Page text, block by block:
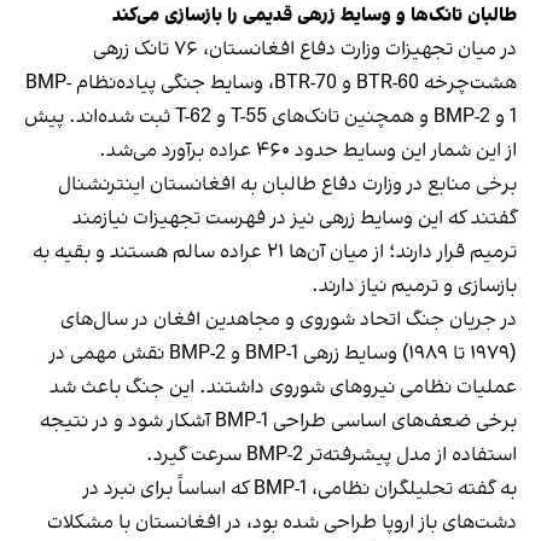
طالبان تانک‌ها و وسایط زرهی قدیمی را بازسازی می‌کند
در میان تجهیزات وزارت دفاع افغانستان، ۷۶ تانک زرهی
هشت‌چرخه BTR-60 و BTR-70، وسایط جنگی پیاده‌نظام BMP-
1 و BMP-2 و همچنین تانک‌های T-55 و T-62 ثبت شده‌اند. پیش
از این شمار این وسایط حدود ۴۶۰ عراده برآورد می‌شد.
برخی منابع در وزارت دفاع طالبان به افغانستان اینترنشنال
گفتند که این وسایط زرهی نیز در فهرست تجهیزات نیازمند
ترمیم قرار دارند؛ از میان آن‌ها ۲۱ عراده سالم هستند و بقیه به
بازسازی و ترمیم نیاز دارند.
در جریان جنگ اتحاد شوروی و مجاهدین افغان در سال‌های
(۱۹۷۹ تا ۱۹۸۹) وسایط زرهی BMP-1 و BMP-2 نقش مهمی در
عملیات نظامی نیروهای شوروی داشتند. این جنگ باعث شد
برخی ضعف‌های اساسی طراحی BMP-1 آشکار شود و در نتیجه
استفاده از مدل پیشرفته‌تر BMP-2 سرعت گیرد.
به گفته تحلیلگران نظامی، BMP-1 که اساساً برای نبرد در
دشت‌های باز اروپا طراحی شده بود، در افغانستان با مشکلات